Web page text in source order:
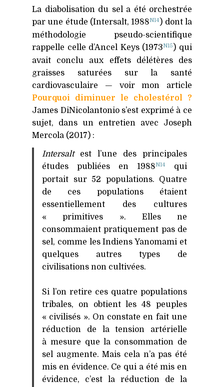
La diabolisation du sel a été orchestrée
par une étude (Intersalt, 1988N14 ) dont la
méthodologie pseudo-scientifique
rappelle celle d’Ancel Keys (1973N15 ) qui
avait conclu aux effets délétères des
graisses saturées sur la santé
cardiovasculaire — voir mon article
Pourquoi diminuer le cholestérol ?
James DiNicolantonio s’est exprimé à ce
sujet, dans un entretien avec Joseph
Mercola (2017) :
Intersaltest l’une des principales
études publiées en 1988N14
qui
portait sur 52 populations. Quatre
de ces populations étaient
essentiellement des cultures
« primitives ». Elles ne
consommaient pratiquement pas de
sel, comme les Indiens Yanomami et
quelques autres types de
civilisations non cultivées.
Si l’on retire ces quatre populations
tribales, on obtient les 48 peuples
« civilisés ». On constate en fait une
réduction de la tension artérielle
à mesure que la consommation de
sel augmente. Mais cela n’a pas été
mis en évidence. Ce qui a été mis en
évidence, c’est la réduction de la